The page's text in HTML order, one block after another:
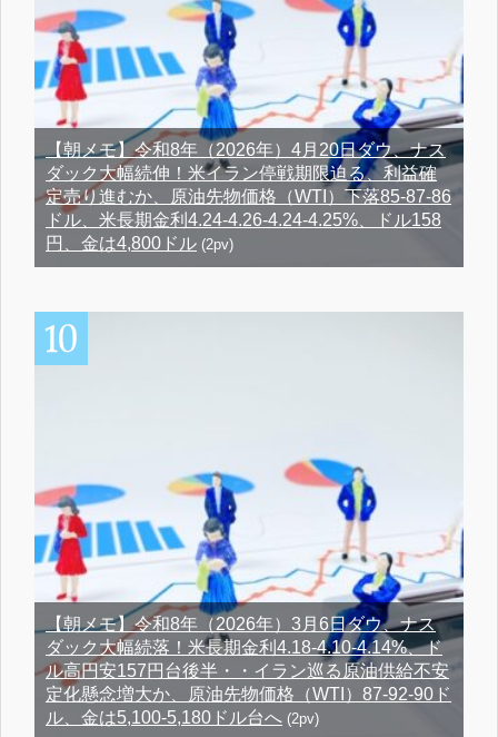
【朝メモ】令和8年（2026年）4月20日ダウ、ナス
ダック大幅続伸！米イラン停戦期限迫る、利益確
定売り進むか、原油先物価格（WTI）下落85-87-86
ドル、米長期金利4.24-4.26-4.24-4.25%、ドル158
円、金は4,800ドル (2pv)
【朝メモ】令和8年（2026年）3月6日ダウ、ナス
ダック大幅続落！米長期金利4.18-4.10-4.14%、ド
ル高円安157円台後半・・イラン巡る原油供給不安
定化懸念増大か、原油先物価格（WTI）87-92-90ド
ル、金は5,100-5,180ドル台へ (2pv)